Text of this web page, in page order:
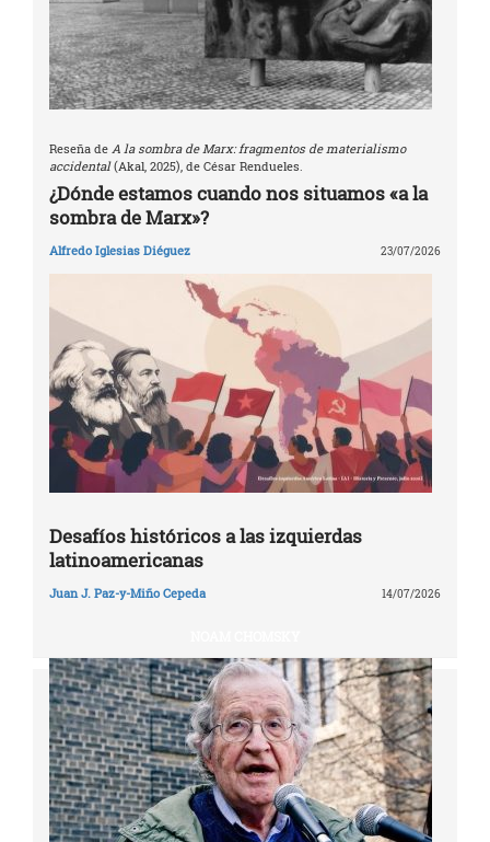
Reseña de A la sombra de Marx: fragmentos de materialismo
accidental(Akal, 2025), de César Rendueles.
¿Dónde estamos cuando nos situamos «a la
sombra de Marx»?
Alfredo Iglesias Diéguez 23/07/2026
Desafíos históricos a las izquierdas
latinoamericanas
Juan J. Paz-y-Miño Cepeda 14/07/2026